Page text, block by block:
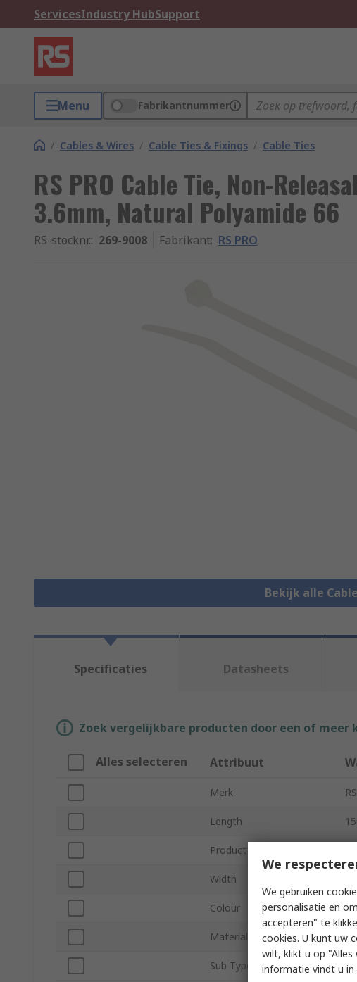
ServicesIndustry HubSupport
Menu Fabrikantnummer
/ Cables & Wires / Cable Ties & Fixings / Cable Ties
RS PRO Cable Tie, Non-
3.6mm, Natural Polyamide 66
RS-stocknr.: 269-9008 Fabrikant: RS PRO
Bekijk alle
Specificaties Datasheets
Zoek vergelijkbare producten door een of meer
Alles selecteren Attribuut
Merk
Length
Product Type
Width
Colour
Material
Sub Type
We
We gebruiken
personalisatie en
accepteren" te
cookies. U kunt uw
wilt, klikt u op
informatie vindt u in